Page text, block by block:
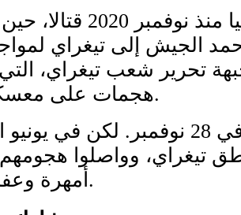
ويشهد شمال إثيوبيا
الجيش إلى تيغراي
تحرير شعب تيغراي، التي
هجمات على معسكرات للجيش.
وأعلن انتصاره في 28 نوفمبر. لكن
تيغراي، وواصلوا
أمهرة وعفر المجاورتين.